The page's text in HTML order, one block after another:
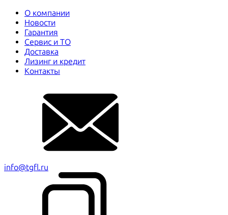
О компании
Новости
Гарантия
Сервис и ТО
Доставка
Лизинг и кредит
Контакты
info@tgfl.ru